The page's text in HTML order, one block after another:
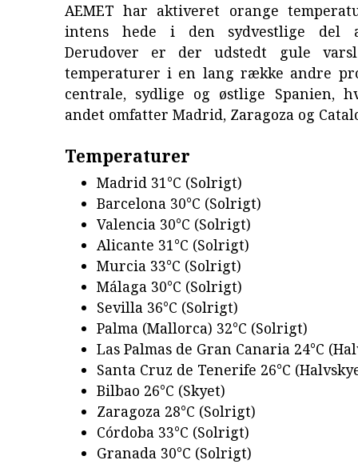
AEMET har aktiveret orange
intens hede i den sydvestlige del
Derudover er der udstedt gule
temperaturer i en lang række andre
centrale, sydlige og østlige Spanien,
andet omfatter Madrid, Zaragoza og
Temperaturer
Madrid 31°C (Solrigt)
Barcelona 30°C (Solrigt)
Valencia 30°C (Solrigt)
Alicante 31°C (Solrigt)
Murcia 33°C (Solrigt)
Málaga 30°C (Solrigt)
Sevilla 36°C (Solrigt)
Palma (Mallorca) 32°C (Solrigt)
Las Palmas de Gran Canaria 24°C
Santa Cruz de Tenerife 26°C
Bilbao 26°C (Skyet)
Zaragoza 28°C (Solrigt)
Córdoba 33°C (Solrigt)
Granada 30°C (Solrigt)